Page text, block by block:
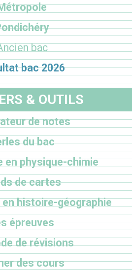
bac
bac 2026
& OUTILS
de notes
du bac
en physique-chimie
de cartes
histoire-géographie
épreuves
de révisions
des cours